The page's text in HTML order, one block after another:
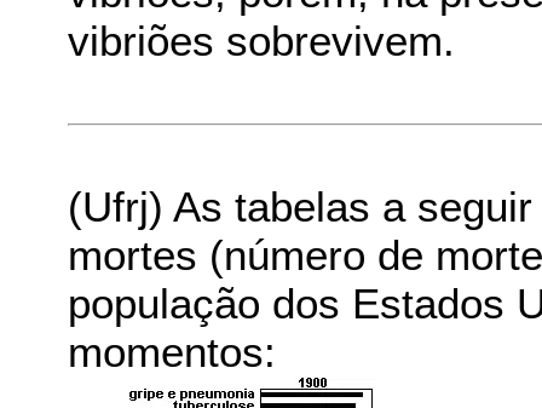
vibriões sobrevivem.
(Ufrj) As tabelas a
mortes (número de
população dos Estados
momentos: